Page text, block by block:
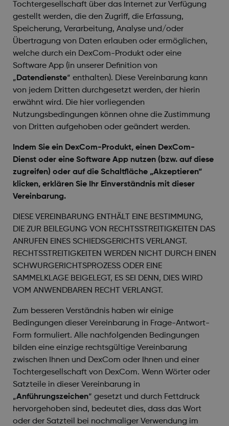
Tochtergesellschaft über das Internet zur Verfügung
gestellt werden, die den Zugriff, die Erfassung,
Speicherung, Verarbeitung, Analyse und/oder
Übertragung von Daten erlauben oder ermöglichen,
welche durch ein DexCom-Produkt oder eine
Software App (in unserer Definition von
„ Datendienste“ enthalten). Diese Vereinbarung kann
von jedem Dritten durchgesetzt werden, der hierin
erwähnt wird. Die hier vorliegenden
Nutzungsbedingungen können ohne die Zustimmung
von Dritten aufgehoben oder geändert werden.
Indem Sie ein DexCom-Produkt, einen DexCom-
Dienst oder eine Software App nutzen (bzw. auf diese
zugreifen) oder auf die Schaltfläche „Akzeptieren“
klicken, erklären Sie Ihr Einverständnis mit dieser
Vereinbarung.
DIESE VEREINBARUNG ENTHÄLT EINE BESTIMMUNG,
DIE ZUR BEILEGUNG VON RECHTSSTREITIGKEITEN DAS
ANRUFEN EINES SCHIEDSGERICHTS VERLANGT.
RECHTSSTREITIGKEITEN WERDEN NICHT DURCH EINEN
SCHWURGERICHTSPROZESS ODER EINE
SAMMELKLAGE BEIGELEGT, ES SEI DENN, DIES WIRD
VOM ANWENDBAREN RECHT VERLANGT.
Zum besseren Verständnis haben wir einige
Bedingungen dieser Vereinbarung in Frage-Antwort-
Form formuliert. Alle nachfolgenden Bedingungen
bilden eine einzige rechtsgültige Vereinbarung
zwischen Ihnen und DexCom oder Ihnen und einer
Tochtergesellschaft von DexCom. Wenn Wörter oder
Satzteile in dieser Vereinbarung in
„Anführungszeichen“ gesetzt und durch Fettdruck
hervorgehoben sind, bedeutet dies, dass das Wort
oder der Satzteil bei nochmaliger Verwendung im